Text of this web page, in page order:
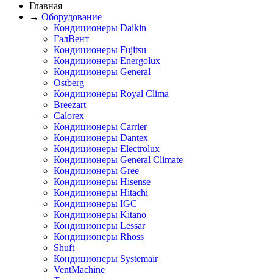
Главная
→ Оборудование
Кондиционеры Daikin
ГалВент
Кондиционеры Fujitsu
Кондиционеры Energolux
Кондиционеры General
Ostberg
Кондиционеры Royal Clima
Breezart
Calorex
Кондиционеры Carrier
Кондиционеры Dantex
Кондиционеры Electrolux
Кондиционеры General Climate
Кондиционеры Gree
Кондиционеры Hisense
Кондиционеры Hitachi
Кондиционеры IGC
Кондиционеры Kitano
Кондиционеры Lessar
Кондиционеры Rhoss
Shuft
Кондиционеры Systemair
VentMachine